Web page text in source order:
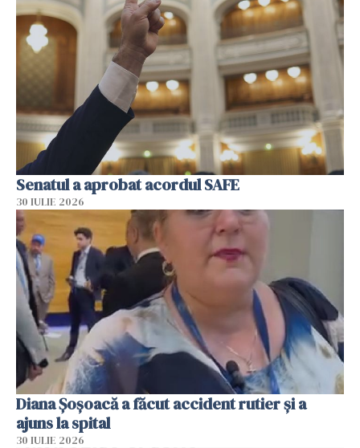
Senatul a aprobat acordul SAFE
30 IULIE 2026
Diana Șoșoacă a făcut accident rutier și a
ajuns la spital
30 IULIE 2026